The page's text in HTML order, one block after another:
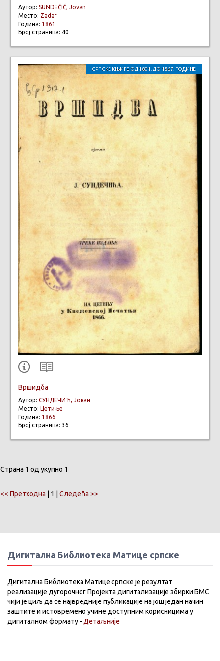
Аутор: SUNDEČIĆ, Jovan
Место: Zadar
Година: 1861
Број страница: 40
СРПСКЕ КЊИГЕ ОД 1801. ДО 1867. ГОДИНЕ
Вршидба
Аутор: СУНДЕЧИЋ, Јован
Место: Цетиње
Година: 1866
Број страница: 36
Страна 1 од укупно 1
<< Претходна | 1 | Следећа >>
Дигитална Библиотека Матице српске
Дигитална Библиотека Матице српске је резултат
реализације дугорочног Пројекта дигитализације збирки БМС
чији је циљ да се највредније публикације на још један начин
заштите и истовремено учине доступним корисницима у
дигиталном формату - Детаљније